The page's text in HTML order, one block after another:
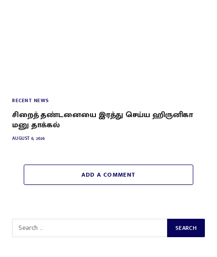
RECENT NEWS
சிறைத் தண்டனையை இரத்து செய்ய ஹிருனிகா
மனு தாக்கல்
AUGUST 6, 2026
ADD A COMMENT